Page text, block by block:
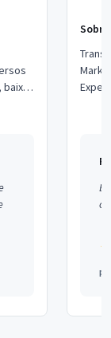
baixa
Marketing Online